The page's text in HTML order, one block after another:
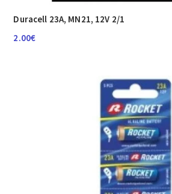
Duracell 23A, MN21, 12V 2/1
2.00€